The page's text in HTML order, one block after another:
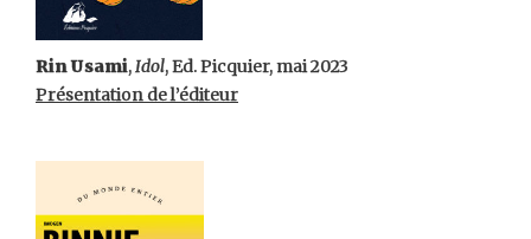
Rin Usami,Idol, Ed. Picquier, mai 2023
Présentation de l’éditeur